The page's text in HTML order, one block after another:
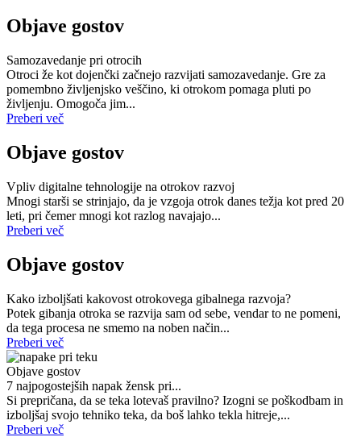
Objave gostov
Samozavedanje pri otrocih
Otroci že kot dojenčki začnejo razvijati samozavedanje. Gre za
pomembno življenjsko veščino, ki otrokom pomaga pluti po
življenju. Omogoča jim...
Preberi več
Objave gostov
Vpliv digitalne tehnologije na otrokov razvoj
Mnogi starši se strinjajo, da je vzgoja otrok danes težja kot pred 20
leti, pri čemer mnogi kot razlog navajajo...
Preberi več
Objave gostov
Kako izboljšati kakovost otrokovega gibalnega razvoja?
Potek gibanja otroka se razvija sam od sebe, vendar to ne pomeni,
da tega procesa ne smemo na noben način...
Preberi več
Objave gostov
7 najpogostejših napak žensk pri...
Si prepričana, da se teka lotevaš pravilno? Izogni se poškodbam in
izboljšaj svojo tehniko teka, da boš lahko tekla hitreje,...
Preberi več